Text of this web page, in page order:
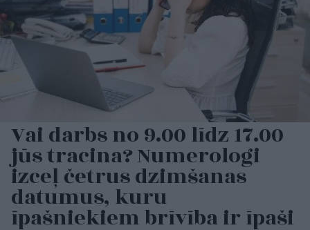
Vai darbs no 9.00 līdz 17.00
jūs tracina? Numerologi
izceļ četrus dzimšanas
datumus, kuru
īpašniekiem brīvība ir īpaši